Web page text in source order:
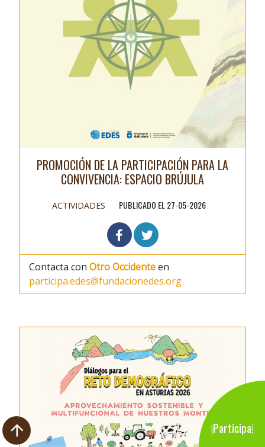
PROMOCIÓN DE LA PARTICIPACIÓN PARA LA
CONVIVENCIA: ESPACIO BRÚJULA
ACTIVIDADES PUBLICADO EL 27-05-2026
Contacta con Otro Occidenteen
participa.edes@fundacionedes.org
¡Participa!